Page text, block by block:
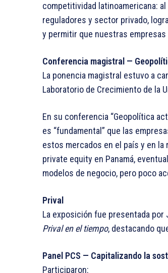
competitividad latinoamericana:
reguladores y sector privado,
y permitir que nuestras
Conferencia magistral —
La ponencia magistral estuvo a
Laboratorio de Crecimiento de la
En su conferencia “Geopolítica
es “fundamental” que las
estos mercados en el país y en
private equity en Panamá,
modelos de negocio, pero poco
Prival
La exposición fue presentada por
Prival en el tiempo, destacando
Panel PCS — Capitalizando la
Participaron: